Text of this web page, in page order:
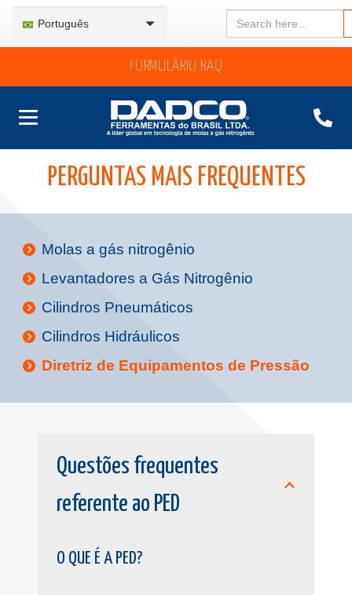
Português
Search
for:
FORMULÁRIO RAQ
PERGUNTAS MAIS FREQUENTES
Molas a gás nitrogênio
Levantadores a Gás Nitrogênio
Cilindros Pneumáticos
Cilindros Hidráulicos
Diretriz de Equipamentos de Pressão
Questões frequentes
referente ao PED
O QUE É A PED?